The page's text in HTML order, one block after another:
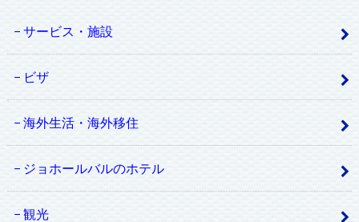
サービス・施設
ビザ
海外生活・海外移住
ジョホールバルのホテル
観光